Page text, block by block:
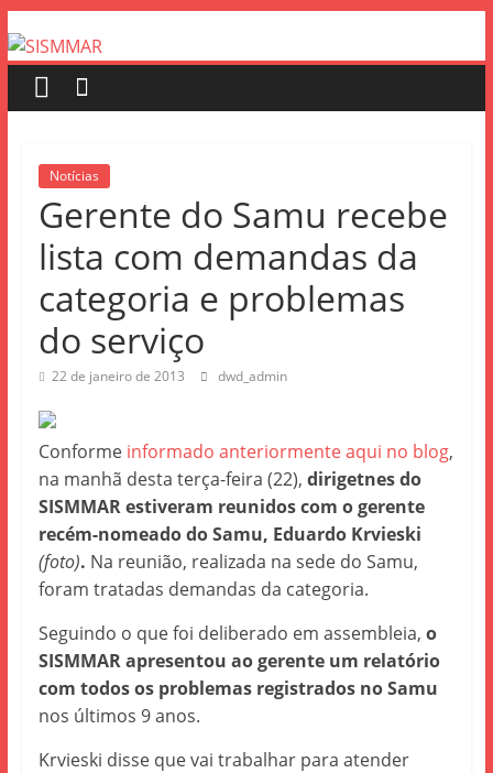
Notícias
Gerente do Samu recebe
lista com demandas da
categoria e problemas
do serviço
22 de janeiro de 2013 dwd_admin
Conforme informado anteriormente aqui no blog,
na manhã desta terça-feira (22), dirigetnes do
SISMMAR estiveram reunidos com o gerente
recém-nomeado do Samu, Eduardo Krvieski
(foto). Na reunião, realizada na sede do Samu,
foram tratadas demandas da categoria.
Seguindo o que foi deliberado em assembleia, o
SISMMAR apresentou ao gerente um relatório
com todos os problemas registrados no Samu
nos últimos 9 anos.
Krvieski disse que vai trabalhar para atender